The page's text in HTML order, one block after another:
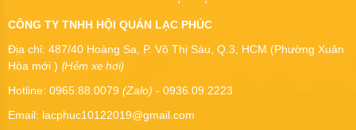
CÔNG TY TNHH HỘI QUÁN LẠC PHÚC
Địa chỉ: 487/40 Hoàng Sa, P. Võ Thị Sáu, Q.3, HCM (Phường Xuân
Hòa mới ) (Hẻm xe hơi)
Hotline: 0965.88.0079 (Zalo) - 0936.09.2223
Email: lacphuc10122019@gmail.com